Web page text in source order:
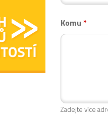
Komu *
Zadejte více